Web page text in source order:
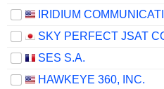
SES S.A.
HAWKEYE 360, INC.